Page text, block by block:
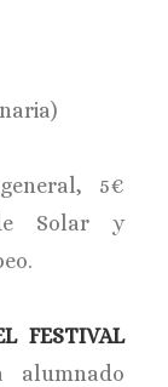
5€
Solar y
FESTIVAL